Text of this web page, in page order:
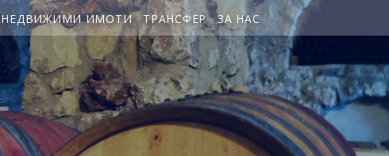
НЕДВИЖИМИ ИМОТИ ТРАНСФЕР ЗА НАС